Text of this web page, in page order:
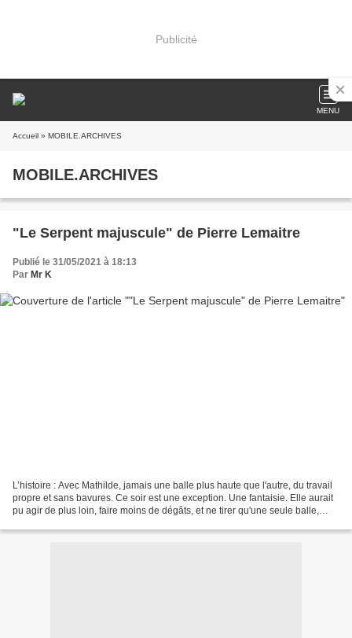
Publicité
MENU
Accueil » MOBILE.ARCHIVES
MOBILE.ARCHIVES
"Le Serpent majuscule" de Pierre Lemaitre
Publié le 31/05/2021 à 18:13
Par Mr K
L’histoire : Avec Mathilde, jamais une balle plus haute que l'autre, du travail
propre et sans bavures. Ce soir est une exception. Une fantaisie. Elle aurait
pu agir de plus loin, faire moins de dégâts, et ne tirer qu'une seule balle,